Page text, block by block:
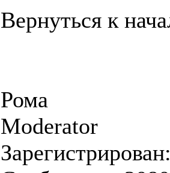
Вернуться к
Рома
Moderator